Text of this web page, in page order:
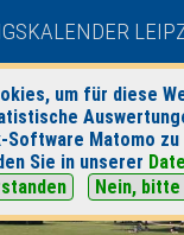
um für diese
Matomo
Sie in unserer
Nein,